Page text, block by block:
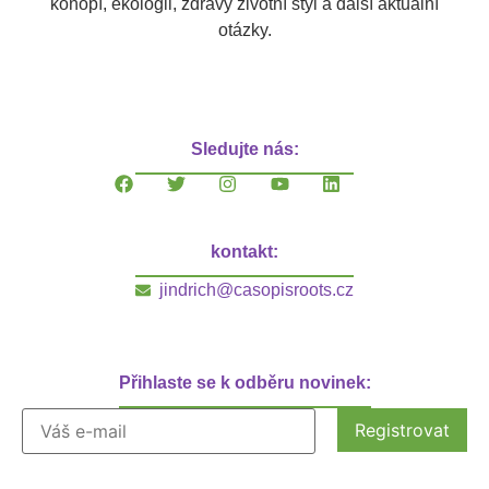
otázky.
Sledujte nás:
kontakt:
jindrich@casopisroots.cz
Přihlaste se k odběru novinek: